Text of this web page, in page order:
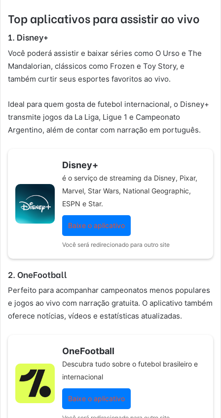
Top aplicativos para assistir ao vivo
1. Disney+
Você poderá assistir e baixar séries como O Urso e The
Mandalorian, clássicos como Frozen e Toy Story, e
também curtir seus esportes favoritos ao vivo.
Ideal para quem gosta de futebol internacional, o Disney+
transmite jogos da La Liga, Ligue 1 e Campeonato
Argentino, além de contar com narração em português.
Disney+
é o serviço de streaming da Disney, Pixar,
Marvel, Star Wars, National Geographic,
ESPN e Star.
Baixe o aplicativo
Você será redirecionado para outro site
2. OneFootball
Perfeito para acompanhar campeonatos menos populares
e jogos ao vivo com narração gratuita. O aplicativo também
oferece notícias, vídeos e estatísticas atualizadas.
OneFootball
Descubra tudo sobre o futebol brasileiro e
internacional
Baixe o aplicativo